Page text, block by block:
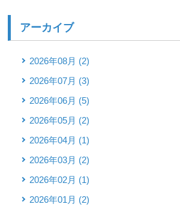
アーカイブ
2026年08月 (2)
2026年07月 (3)
2026年06月 (5)
2026年05月 (2)
2026年04月 (1)
2026年03月 (2)
2026年02月 (1)
2026年01月 (2)